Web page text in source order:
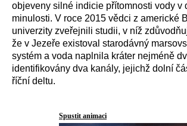
objeveny silné indicie přítomnosti vody v
minulosti. V roce 2015 vědci z americké
univerzity zveřejnili studii, v níž
že v Jezeře existoval starodávný
systém a voda naplnila kráter nejméně
identifikovány dva kanály, jejichž dolní
říční deltu.
Spustit animaci